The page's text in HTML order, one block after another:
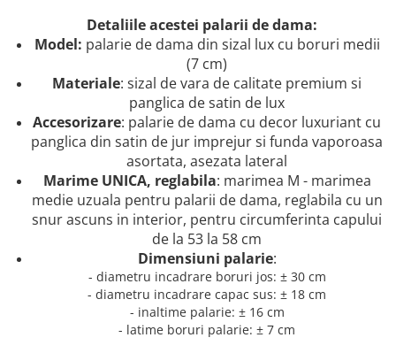
Detaliile acestei palarii de dama:
Model: palarie de dama din sizal lux cu boruri medii
(7 cm)
Materiale: sizal de vara de calitate premium si
panglica de satin de lux
Accesorizare: palarie de dama cu decor luxuriant cu
panglica din satin de jur imprejur si funda vaporoasa
asortata, asezata lateral
Marime UNICA, reglabila: marimea M - marimea
medie uzuala pentru palarii de dama, reglabila cu un
snur ascuns in interior, pentru circumferinta capului
de la 53 la 58 cm
Dimensiuni palarie:
- diametru incadrare boruri jos: ± 30 cm
- diametru incadrare capac sus: ± 18 cm
- inaltime palarie: ± 16 cm
- latime boruri palarie: ± 7 cm